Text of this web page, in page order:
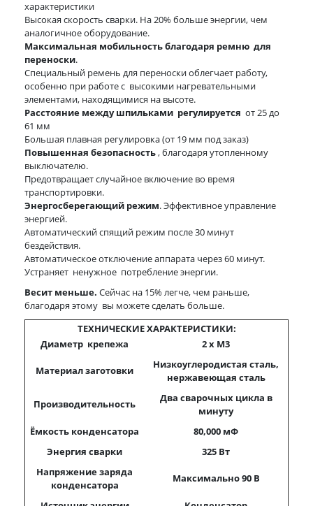
характеристики
Высокая скорость сварки. На 20% больше энергии, чем
аналогичное оборудование.
Максимальная мобильность благодаря ремню для
переноски.
Специальный ремень для переноски облегчает работу,
особенно при работе с высокими нагревательными
элементами, находящимися на высоте.
Расстояние между шпильками регулируется от 25 до
61 мм
Большая плавная регулировка (от 19 мм под заказ)
Повышенная безопасность, благодаря утопленному
выключателю.
Предотвращает случайное включение во время
транспортировки.
Энергосберегающий режим. Эффективное управление
энергией.
Автоматический спящий режим после 30 минут
бездействия.
Автоматическое отключение аппарата через 60 минут.
Устраняет ненужное потребление энергии.
Весит меньше. Сейчас на 15% легче, чем раньше,
благодаря этому вы можете сделать больше.
ТЕХНИЧЕСКИЕ ХАРАКТЕРИСТИКИ:
Диаметр крепежа
2 x M3
Материал заготовки
Низкоуглеродистая сталь,
нержавеющая сталь
Производительность
Два сварочных цикла в
минуту
Ёмкость конденсатора
80,000 мФ
Энергия сварки
325 Вт
Напряжение заряда
конденсатора
Максимально90 В